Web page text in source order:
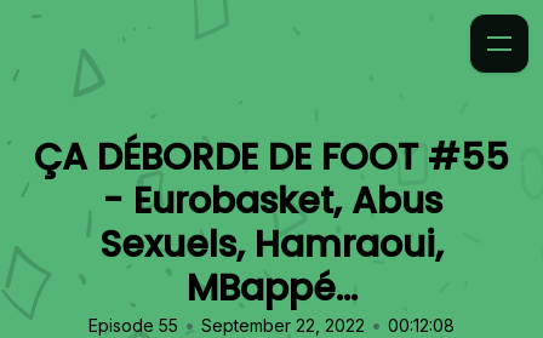
ÇA DÉBORDE DE FOOT #55
- Eurobasket, Abus
Sexuels, Hamraoui,
MBappé...
Episode 55 • September 22, 2022 • 00:12:08